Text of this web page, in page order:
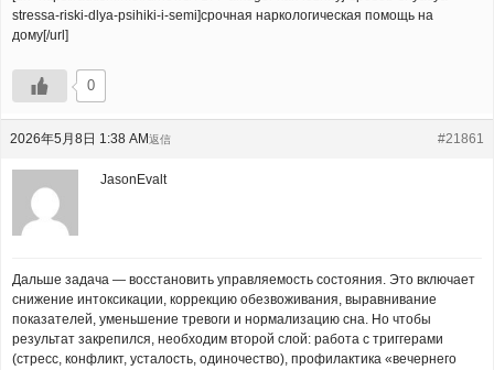
stressa-riski-dlya-psihiki-i-semi]срочная наркологическая помощь на
дому[/url]
0
2026年5月8日 1:38 AM #21861
返信
JasonEvalt
Дальше задача — восстановить управляемость состояния. Это включает
снижение интоксикации, коррекцию обезвоживания, выравнивание
показателей, уменьшение тревоги и нормализацию сна. Но чтобы
результат закрепился, необходим второй слой: работа с триггерами
(стресс, конфликт, усталость, одиночество), профилактика «вечернего